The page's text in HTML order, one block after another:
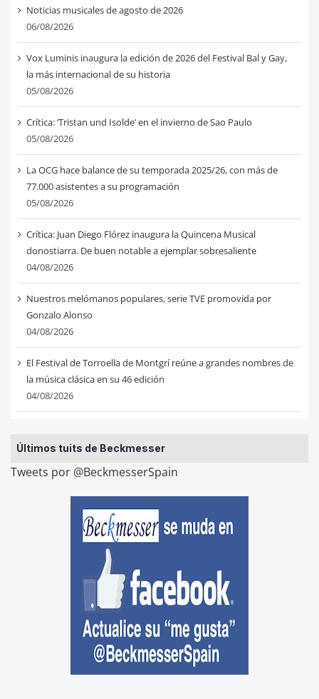
Noticias musicales de agosto de 2026
06/08/2026
Vox Luminis inaugura la edición de 2026 del Festival Bal y Gay,
la más internacional de su historia
05/08/2026
Crítica: ‘Tristan und Isolde’ en el invierno de Sao Paulo
05/08/2026
La OCG hace balance de su temporada 2025/26, con más de
77.000 asistentes a su programación
05/08/2026
Crítica: Juan Diego Flórez inaugura la Quincena Musical
donostiarra. De buen notable a ejemplar sobresaliente
04/08/2026
Nuestros melómanos populares, serie TVE promovida por
Gonzalo Alonso
04/08/2026
El Festival de Torroella de Montgrí reúne a grandes nombres de
la música clásica en su 46 edición
04/08/2026
Últimos tuits de Beckmesser
Tweets por @BeckmesserSpain